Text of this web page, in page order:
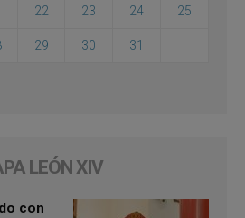
22 23 24 25
29 30 31
LEÓN XIV
con